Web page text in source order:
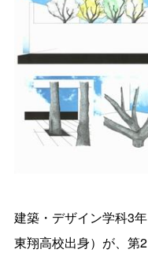
建築・デザイン学科3
東翔高校出身）が、第